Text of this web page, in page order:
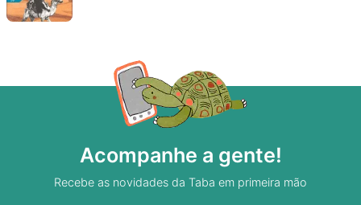
Acompanhe a gente!
Recebe as novidades da Taba em primeira mão